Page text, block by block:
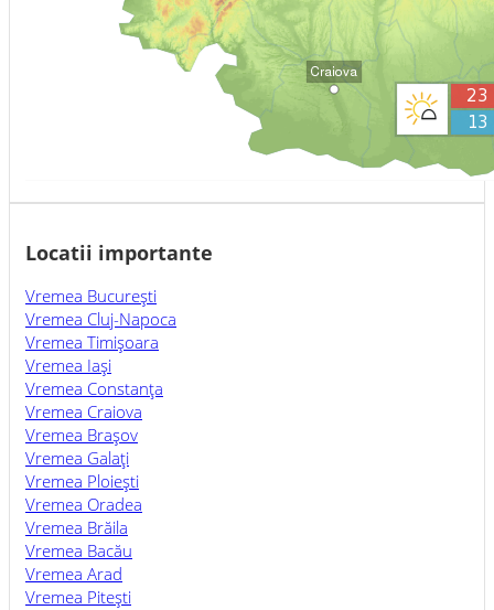
Locatii importante
Vremea Bucureşti
Vremea Cluj-Napoca
Vremea Timişoara
Vremea Iaşi
Vremea Constanţa
Vremea Craiova
Vremea Braşov
Vremea Galaţi
Vremea Ploieşti
Vremea Oradea
Vremea Brăila
Vremea Bacău
Vremea Arad
Vremea Piteşti